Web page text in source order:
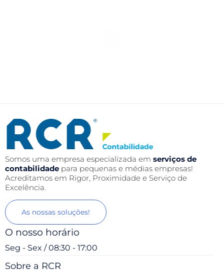
Somos uma empresa especializada em serviços de
contabilidade para pequenas e médias empresas!
Acreditamos em Rigor, Proximidade e Serviço de
Excelência.
As nossas soluções!
O nosso horário
Seg - Sex / 08:30 - 17:00
Sobre a RCR